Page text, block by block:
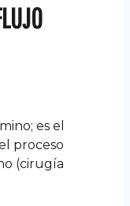
es el
proceso
(cirugía